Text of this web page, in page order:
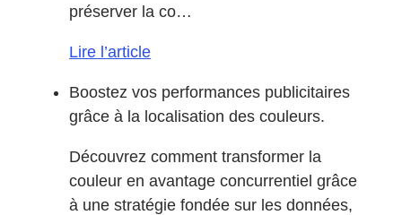
préserver la co…
Lire l’article
Boostez vos performances publicitaires
grâce à la localisation des couleurs.
Découvrez comment transformer la
couleur en avantage concurrentiel grâce
à une stratégie fondée sur les données,